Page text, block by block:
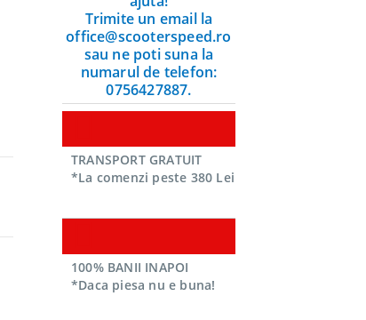
Trimite un email la
office@scooterspeed.ro
sau ne poti suna la
numarul de telefon:
0756427887.
TRANSPORT GRATUIT
*La comenzi peste 380 Lei
100% BANII INAPOI
*Daca piesa nu e buna!